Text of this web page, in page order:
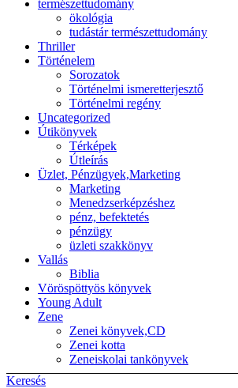
Keresés
természettudomány
ökológia
tudástár természettudomány
Thriller
Történelem
Sorozatok
Történelmi ismeretterjesztő
Történelmi regény
Uncategorized
Útikönyvek
Térképek
Útleírás
Üzlet, Pénzügyek,Marketing
Marketing
Menedzserképzéshez
pénz, befektetés
pénzügy
üzleti szakkönyv
Vallás
Biblia
Vöröspöttyös könyvek
Young Adult
Zene
Zenei könyvek,CD
Zenei kotta
Zeneiskolai tankönyvek